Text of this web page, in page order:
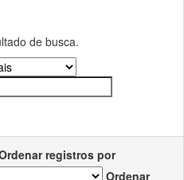
de busca.
registros por
Ordenar